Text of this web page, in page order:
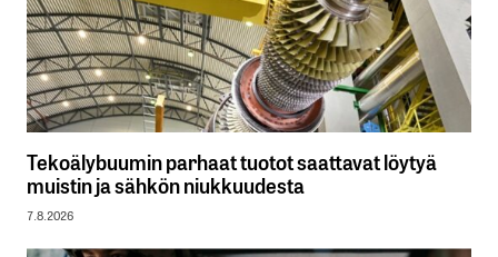
Tekoälybuumin parhaat tuotot saattavat löytyä
muistin ja sähkön niukkuudesta
7.8.2026